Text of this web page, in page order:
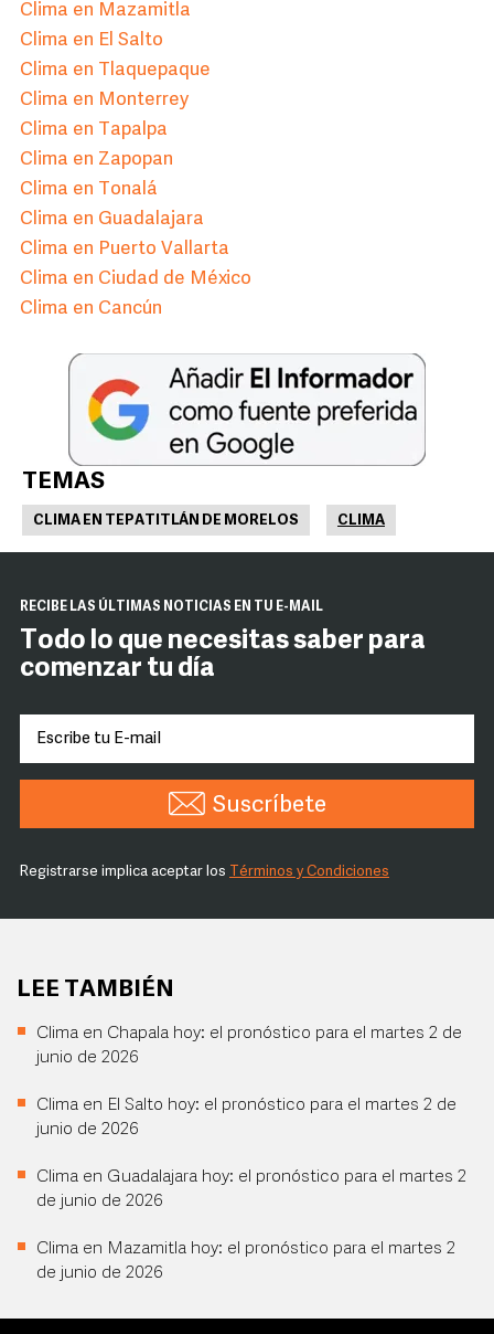
Clima en Mazamitla
Clima en El Salto
Clima en Tlaquepaque
Clima en Monterrey
Clima en Tapalpa
Clima en Zapopan
Clima en Tonalá
Clima en Guadalajara
Clima en Puerto Vallarta
Clima en Ciudad de México
Clima en Cancún
TEMAS
CLIMA EN TEPATITLÁN DE MORELOS CLIMA
RECIBE LAS ÚLTIMAS NOTICIAS EN TU E-MAIL
Todo lo que necesitas saber para
comenzar tu día
Suscríbete
Registrarse implica aceptar los Términos y Condiciones
LEE TAMBIÉN
Clima en Chapala hoy: el pronóstico para el martes 2 de
junio de 2026
Clima en El Salto hoy: el pronóstico para el martes 2 de
junio de 2026
Clima en Guadalajara hoy: el pronóstico para el martes 2
de junio de 2026
Clima en Mazamitla hoy: el pronóstico para el martes 2
de junio de 2026